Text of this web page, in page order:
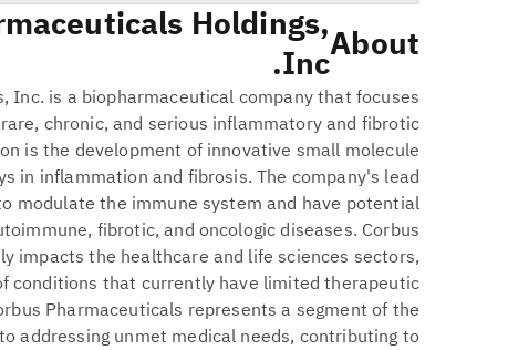
About
Holdings,
Inc.
Inc. is a biopharmaceutical company that focuses
chronic, and serious inflammatory and fibrotic
is the development of innovative small molecule
in inflammation and fibrosis. The company's lead
modulate the immune system and have potential
fibrotic, and oncologic diseases. Corbus
impacts the healthcare and life sciences sectors,
conditions that currently have limited therapeutic
Pharmaceuticals represents a segment of the
addressing unmet medical needs, contributing to